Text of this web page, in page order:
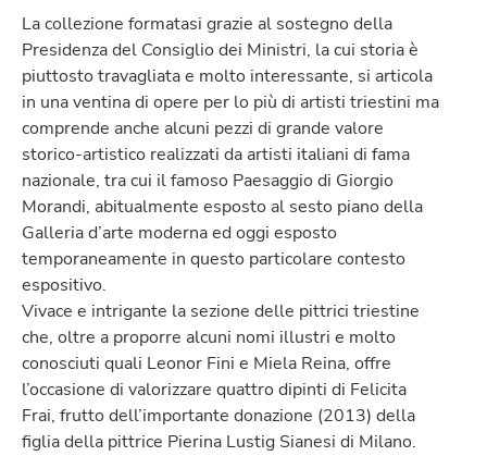
La collezione formatasi grazie al sostegno della
Presidenza del Consiglio dei Ministri, la cui storia è
piuttosto travagliata e molto interessante, si articola
in una ventina di opere per lo più di artisti triestini ma
comprende anche alcuni pezzi di grande valore
storico-artistico realizzati da artisti italiani di fama
nazionale, tra cui il famoso Paesaggio di Giorgio
Morandi, abitualmente esposto al sesto piano della
Galleria d’arte moderna ed oggi esposto
temporaneamente in questo particolare contesto
espositivo.
Vivace e intrigante la sezione delle pittrici triestine
che, oltre a proporre alcuni nomi illustri e molto
conosciuti quali Leonor Fini e Miela Reina, offre
l’occasione di valorizzare quattro dipinti di Felicita
Frai, frutto dell’importante donazione (2013) della
figlia della pittrice Pierina Lustig Sianesi di Milano.